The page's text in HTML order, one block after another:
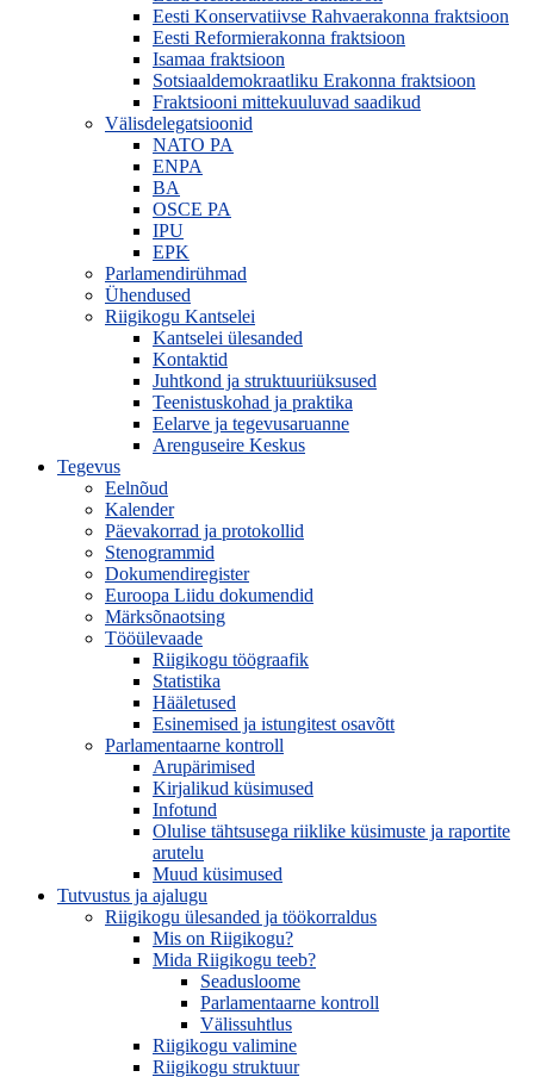
Eesti Konservatiivse Rahvaerakonna fraktsioon
Eesti Reformierakonna fraktsioon
Isamaa fraktsioon
Sotsiaaldemokraatliku Erakonna fraktsioon
Fraktsiooni mittekuuluvad saadikud
Välisdelegatsioonid
NATO PA
ENPA
BA
OSCE PA
IPU
EPK
Parlamendirühmad
Ühendused
Riigikogu Kantselei
Kantselei ülesanded
Kontaktid
Juhtkond ja struktuuriüksused
Teenistuskohad ja praktika
Eelarve ja tegevusaruanne
Arenguseire Keskus
Tegevus
Eelnõud
Kalender
Päevakorrad ja protokollid
Stenogrammid
Dokumendiregister
Euroopa Liidu dokumendid
Märksõnaotsing
Tööülevaade
Riigikogu töögraafik
Statistika
Hääletused
Esinemised ja istungitest osavõtt
Parlamentaarne kontroll
Arupärimised
Kirjalikud küsimused
Infotund
Olulise tähtsusega riiklike küsimuste ja raportite
arutelu
Muud küsimused
Tutvustus ja ajalugu
Riigikogu ülesanded ja töökorraldus
Mis on Riigikogu?
Mida Riigikogu teeb?
Seadusloome
Parlamentaarne kontroll
Välissuhtlus
Riigikogu valimine
Riigikogu struktuur